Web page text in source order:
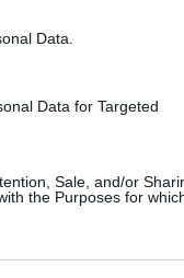
Data.
Data for Targeted
Sale, and/or
the Purposes for